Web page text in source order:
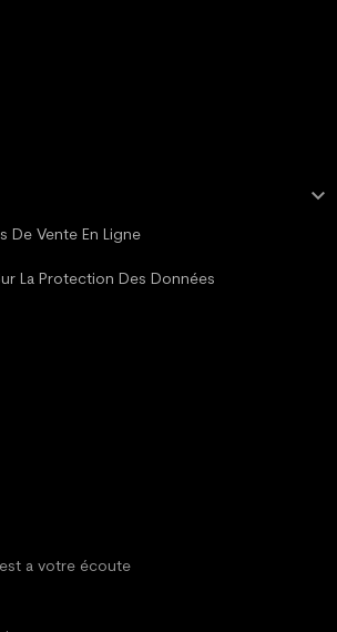

De Vente En Ligne
La Protection Des Données
a votre écoute